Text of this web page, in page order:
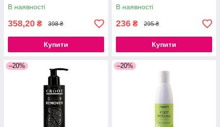
В наявності
358,20 ₴ 398 ₴
Купити
В наявності
236 ₴ 295 ₴
Купити
–20% –20%